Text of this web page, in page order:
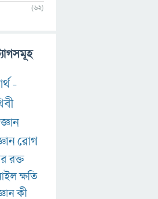
(62)
-
রোগ
রক্ত
ক্ষতি
কী